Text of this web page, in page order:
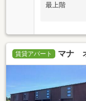
最上階
賃貸アパート マナ